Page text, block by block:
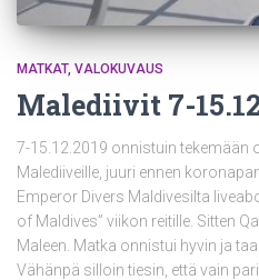
MATKAT VALOKUVAUS
Malediivit 7-
7-15.12.2019 onnistuin
Malediiveille, juuri ennen
Emperor Divers Maldivesilta
of Maldives” viikon reitille. Sitten
Maleen. Matka onnistui hyvin ja
Vähänpä silloin tiesin, että vain